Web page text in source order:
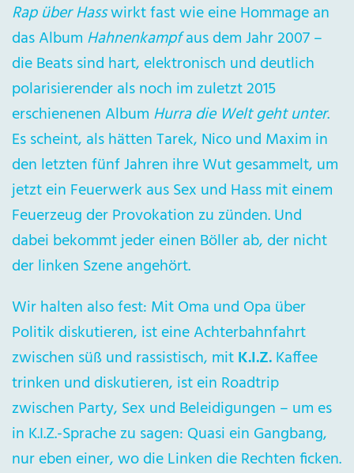
Rap über Hasswirkt fast wie eine Hommage an
das Album Hahnenkampfaus dem Jahr 2007 –
die Beats sind hart, elektronisch und deutlich
polarisierender als noch im zuletzt 2015
erschienenen Album Hurra die Welt geht unter.
Es scheint, als hätten Tarek, Nico und Maxim in
den letzten fünf Jahren ihre Wut gesammelt, um
jetzt ein Feuerwerk aus Sex und Hass mit einem
Feuerzeug der Provokation zu zünden. Und
dabei bekommt jeder einen Böller ab, der nicht
der linken Szene angehört.
Wir halten also fest: Mit Oma und Opa über
Politik diskutieren, ist eine Achterbahnfahrt
zwischen süß und rassistisch, mitK.I.Z.Kaffee
trinken und diskutieren, ist ein Roadtrip
zwischen Party, Sex und Beleidigungen – um es
in K.I.Z.-Sprache zu sagen: Quasi ein Gangbang,
nur eben einer, wo die Linken die Rechten ficken.